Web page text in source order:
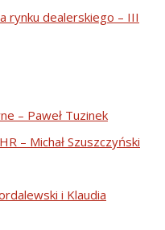
rynku dealerskiego – III
– Paweł Tuzinek
– Michał Szuszczyński
i Klaudia